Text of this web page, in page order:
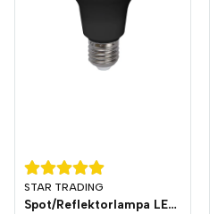
STAR TRADING
Spot/Reflektorlampa LED Par38 1500lm E27 2700K